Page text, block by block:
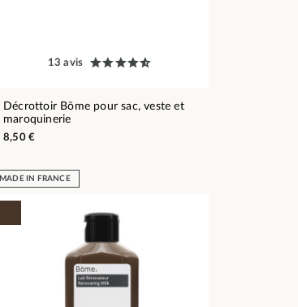
13 avis
Décrottoir Bōme pour sac, veste et
maroquinerie
8,50 €
MADE IN FRANCE